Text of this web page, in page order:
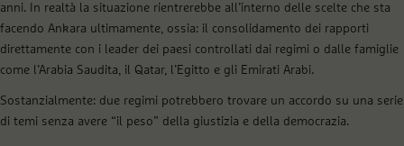
anni. In realtà la situazione rientrerebbe all’interno delle scelte che sta
facendo Ankara ultimamente, ossia: il consolidamento dei rapporti
direttamente con i leader dei paesi controllati dai regimi o dalle famiglie
come l’Arabia Saudita, il Qatar, l’Egitto e gli Emirati Arabi.
Sostanzialmente: due regimi potrebbero trovare un accordo su una serie
di temi senza avere “il peso” della giustizia e della democrazia.